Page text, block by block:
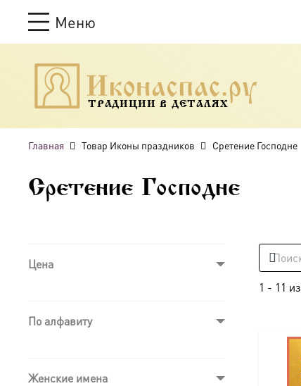
Меню
ТРАДИЦИИ В ДЕТАЛЯХ
Главная Товар Иконы праздников Сретение Господне
Сретение Господне
Цена
По алфавиту
Женские имена
1 - 11 из